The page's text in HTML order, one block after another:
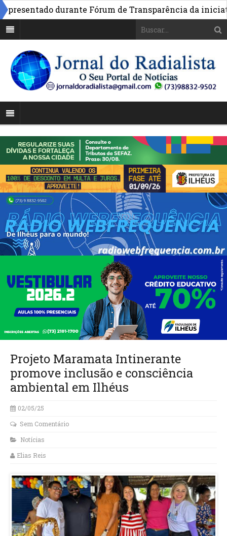
durante Fórum de Transparência da iniciativa
Projeto Maramata Intinerante
promove inclusão e consciência
ambiental em Ilhéus
02/05/25
Sem Comentário
Notícias
Elias Reis